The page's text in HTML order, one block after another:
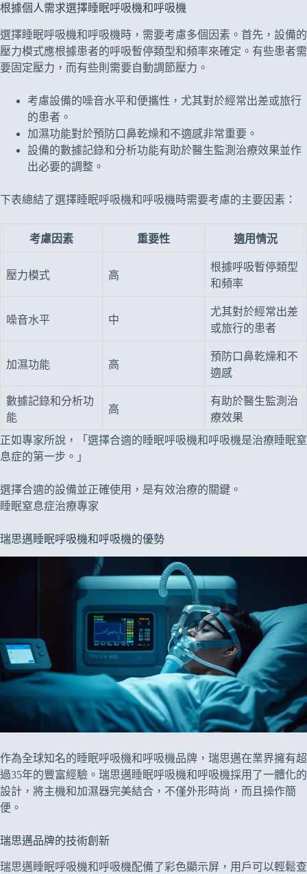
根據個人需求選擇睡眠呼吸機和呼吸機
選擇睡眠呼吸機和呼吸機時，需要考慮多個因素。首先，設備的
壓力模式應根據患者的呼吸暫停類型和頻率來確定。有些患者需
要固定壓力，而有些則需要自動調節壓力。
考慮設備的噪音水平和便攜性，尤其對於經常出差或旅行
的患者。
加濕功能對於預防口鼻乾燥和不適感非常重要。
設備的數據記錄和分析功能有助於醫生監測治療效果並作
出必要的調整。
下表總結了選擇睡眠呼吸機和呼吸機時需要考慮的主要因素：
考慮因素 重要性 適用情況
壓力模式 高
根據呼吸暫停類型
和頻率
噪音水平 中
尤其對於經常出差
或旅行的患者
加濕功能 高
預防口鼻乾燥和不
適感
數據記錄和分析功
能
高
有助於醫生監測治
療效果
正如專家所說，「選擇合適的睡眠呼吸機和呼吸機是治療睡眠窒
息症的第一步。」
選擇合適的設備並正確使用，是有效治療的關鍵。
睡眠窒息症治療專家
瑞思邁睡眠呼吸機和呼吸機的優勢
作為全球知名的睡眠呼吸機和呼吸機品牌，瑞思邁在業界擁有超
過35年的豐富經驗。瑞思邁睡眠呼吸機和呼吸機採用了一體化的
設計，將主機和加濕器完美結合，不僅外形時尚，而且操作簡
便。
瑞思邁品牌的技術創新
瑞思邁睡眠呼吸機和呼吸機配備了彩色顯示屏，用戶可以輕鬆查